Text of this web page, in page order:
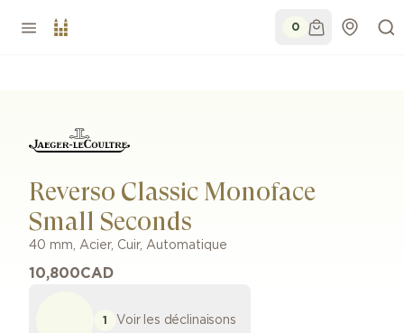
0
Reverso Classic Monoface
Small Seconds
40 mm, Acier, Cuir, Automatique
10,800CAD
1 Voir les déclinaisons